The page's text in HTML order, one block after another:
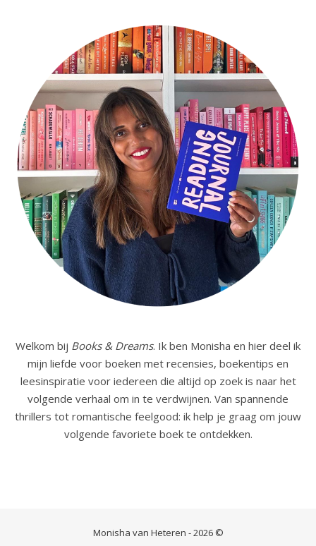
Welkom bij Books & Dreams. Ik ben Monisha en hier deel ik
mijn liefde voor boeken met recensies, boekentips en
leesinspiratie voor iedereen die altijd op zoek is naar het
volgende verhaal om in te verdwijnen. Van spannende
thrillers tot romantische feelgood: ik help je graag om jouw
volgende favoriete boek te ontdekken.
Monisha van Heteren - 2026 ©